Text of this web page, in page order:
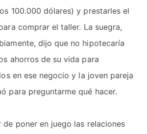
100.000 dólares) y prestarles el
comprar el taller. La suegra,
dijo que no hipotecaría
ahorros de su vida para
en ese negocio y la joven pareja
para preguntarme qué hacer.
de poner en juego las relaciones